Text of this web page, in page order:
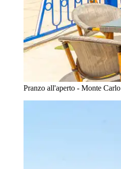
Pranzo all'aperto - Monte Carlo